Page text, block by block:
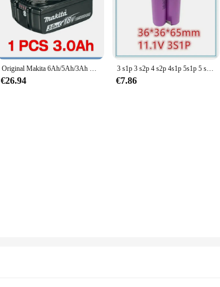
Original Makita 6Ah/5Ah/3Ah para Makita 18V batería BL1830B BL1850B BL1850 BL1840 BL1860 BL1815 batería de litio de repuesto
€26.94
3 s1p 3 s2p 4 s2p 4s1p 5s1p 5 s2p 6 s1p 8,4v 3,7V 10,8 V 18V 35e Akku 16,8 mAh Akku fur 18v Schrauben dreher Batterie
€7.86